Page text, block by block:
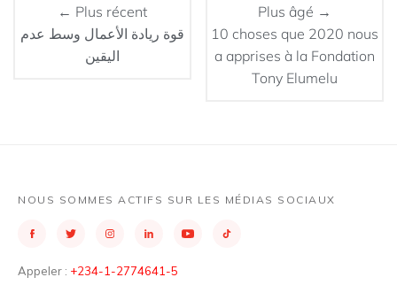
← Plus récent
قوة ريادة الأعمال وسط عدم
اليقين
Plus âgé →
10 choses que 2020 nous
a apprises à la Fondation
Tony Elumelu
NOUS SOMMES ACTIFS SUR LES MÉDIAS SOCIAUX
Appeler : +234-1-2774641-5